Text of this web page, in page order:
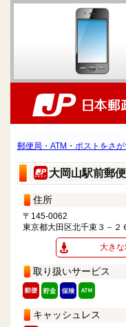
郵便局・ATM・ポストをさ
大岡山駅前郵
住所
〒145-0062
東京都大田区北千束３－２
大き
取り扱いサービス
キャッシュレス